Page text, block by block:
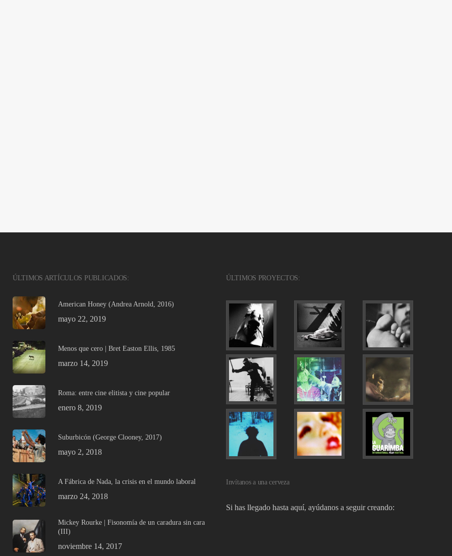
ÚLTIMOS ARTÍCULOS PUBLICADOS:
American Honey (Andrea Arnold, 2016)
mayo 22, 2019
Menos que cero | Bret Easton Ellis, 1985
marzo 14, 2019
Roma: entre cine elitista y cine popular
enero 8, 2019
Suburbicón (George Clooney, 2017)
mayo 2, 2018
A Fábrica de Nada, la crisis en el mundo laboral
marzo 24, 2018
Mickey Rourke | Fisonomía de un caradura sin cara
(III)
noviembre 14, 2017
ÚLTIMOS PROYECTOS:
Invítanos a una cerveza
Si has llegado hasta aquí, ayúdanos a seguir creando: